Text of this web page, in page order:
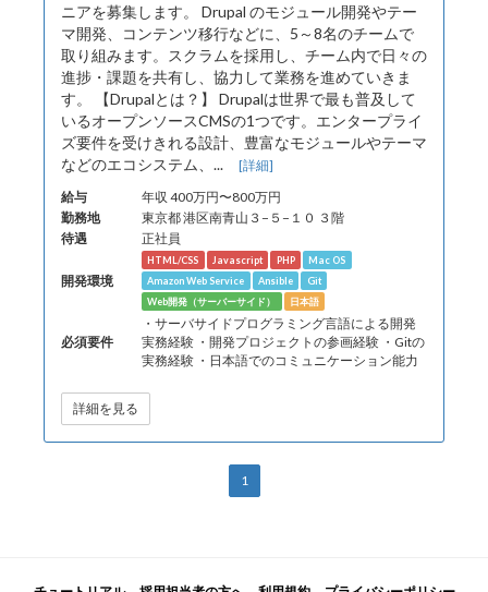
ニアを募集します。 Drupal のモジュール開発やテー
マ開発、コンテンツ移行などに、5～8名のチームで
取り組みます。スクラムを採用し、チーム内で日々の
進捗・課題を共有し、協力して業務を進めていきま
す。 【Drupalとは？】 Drupalは世界で最も普及して
いるオープンソースCMSの1つです。エンタープライ
ズ要件を受けきれる設計、豊富なモジュールやテーマ
などのエコシステム、... [詳細]
給与
年収 400万円〜800万円
勤務地
東京都 港区南青山３−５−１０ ３階
待遇
正社員
開発環境
HTML/CSS Javascript PHP
Mac OS
Amazon Web Service
Ansible
Git
Web開発（サーバーサイド）
日本語
必須要件
・サーバサイドプログラミング言語による開発
実務経験 ・開発プロジェクトの参画経験 ・Gitの
実務経験 ・日本語でのコミュニケーション能力
詳細を見る
1